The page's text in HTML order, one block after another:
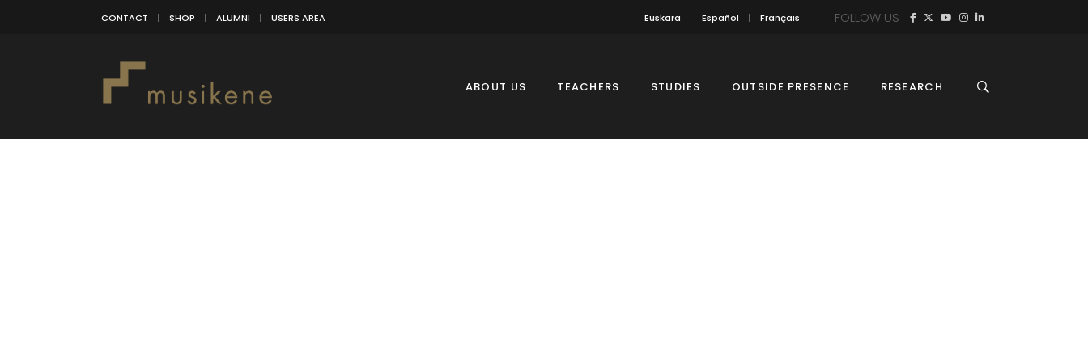
CONTACT SHOP ALUMNI USERS AREA Euskara Español Français FOLLOW US
ABOUT US TEACHERS STUDIES OUTSIDE PRESENCE RESEARCH